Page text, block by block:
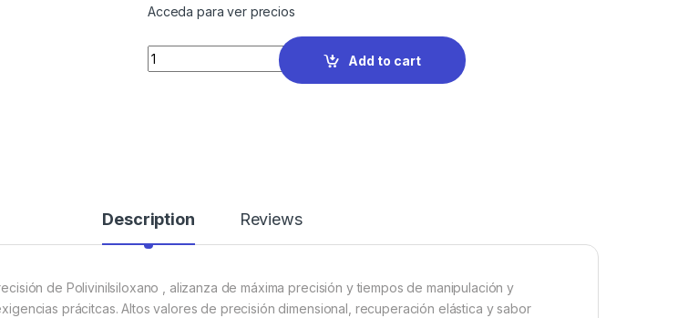
Acceda para ver precios
Quantity
Add to cart
Description Reviews
de Polivinilsiloxano , alizanza de máxima precisión y tiempos de manipulación y
prácitcas. Altos valores de precisión dimensional, recuperación elástica y sabor